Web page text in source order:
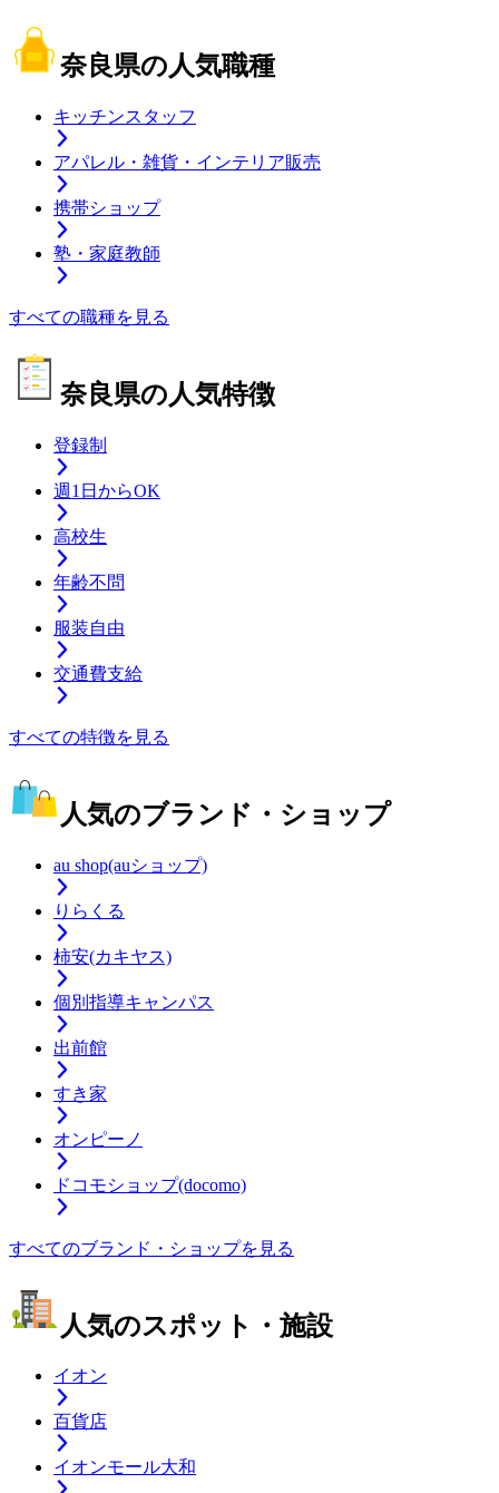
奈良県の人気職種
キッチンスタッフ
アパレル・雑貨・インテリア販売
携帯ショップ
塾・家庭教師
すべての職種を見る
奈良県の人気特徴
登録制
週1日からOK
高校生
年齢不問
服装自由
交通費支給
すべての特徴を見る
人気のブランド・ショップ
au shop(auショップ)
りらくる
柿安(カキヤス)
個別指導キャンパス
出前館
すき家
オンピーノ
ドコモショップ(docomo)
すべてのブランド・ショップを見る
人気のスポット・施設
イオン
百貨店
イオンモール大和